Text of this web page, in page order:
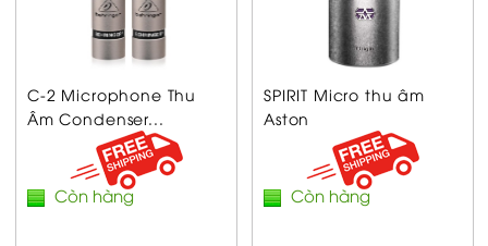
C-2 Microphone Thu
Âm Condenser...
Còn hàng
SPIRIT Micro thu âm
Aston
Còn hàng